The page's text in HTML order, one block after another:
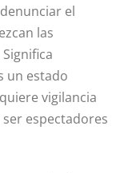
el
las
un estado
vigilancia
espectadores